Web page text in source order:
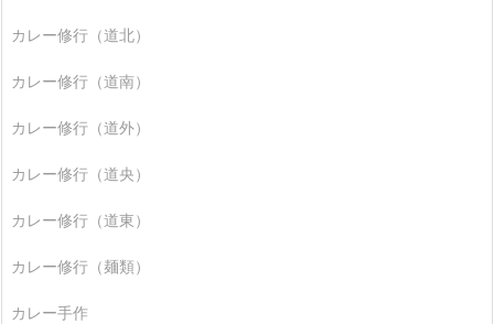
カレー修行（道北）
カレー修行（道南）
カレー修行（道外）
カレー修行（道央）
カレー修行（道東）
カレー修行（麺類）
カレー手作